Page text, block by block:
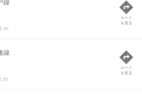
線
m
ルート
を見る
線
m
ルート
を見る